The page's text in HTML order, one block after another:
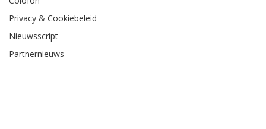
Privacy & Cookiebeleid
Nieuwsscript
Partnernieuws